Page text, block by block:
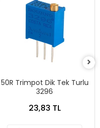
50R Trimpot Dik Tek Turlu
3296
23,83 TL